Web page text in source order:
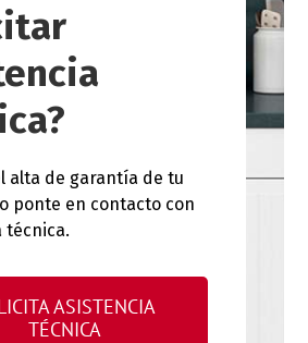
alta de garantía de tu
ponte en contacto con
técnica.
ASISTENCIA
TÉCNICA